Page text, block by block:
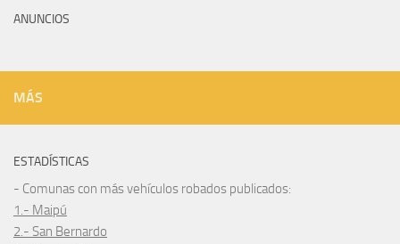
ANUNCIOS
MÁS
ESTADÍSTICAS
- Comunas con más vehículos robados publicados:
1.- Maipú
2.- San Bernardo